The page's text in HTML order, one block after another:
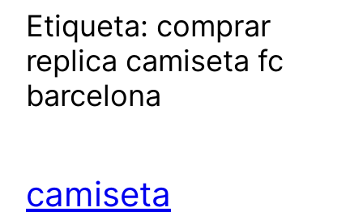
Etiqueta: comprar
replica camiseta fc
barcelona
camiseta